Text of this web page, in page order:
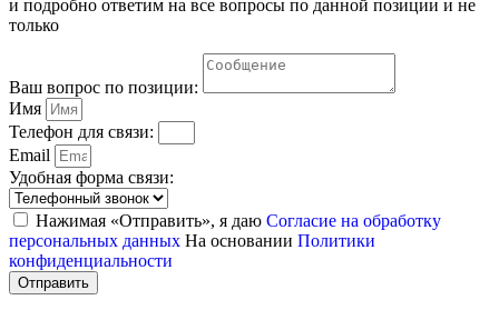
и подробно ответим на все вопросы по данной позиции и не
только
Ваш вопрос по позиции:
Имя
Телефон для связи:
Email
Удобная форма связи:
Нажимая «Отправить», я даю Согласие на обработку
персональных данных На основании Политики
конфиденциальности
Отправить